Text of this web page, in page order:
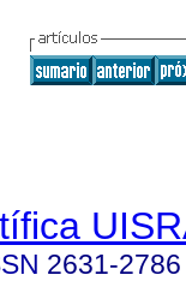
2631-2786